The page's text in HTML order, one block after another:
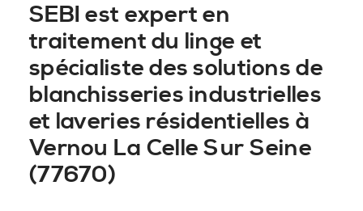
SEBI est expert en
traitement du linge et
spécialiste des solutions de
blanchisseries industrielles
et laveries résidentielles à
Vernou La Celle Sur Seine
(77670)